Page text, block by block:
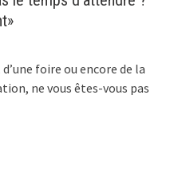
foire ou encore de la
ne vous êtes-vous pas